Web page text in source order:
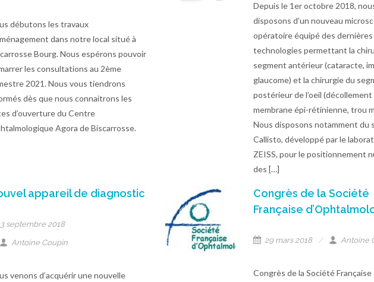
débutons les travaux
dans notre local situé à
Bourg. Nous espérons pouvoir
les consultations au 2ème
2021. Nous vous tiendrons
dès que nous connaitrons les
d’ouverture du Centre
Agora de Biscarrosse.
Depuis le 1er octobre 2018,
disposons d’un nouveau
opératoire équipé des dernières
technologies permettant la
segment antérieur (cataracte,
glaucome) et la chirurgie du
postérieur de l’oeil
membrane épi-rétinienne, trou
Nous disposons notamment du
Callisto, développé par le
ZEISS, pour le positionnement
des […]
appareil de diagnostic
3 septembre 2018
Antoine Coupin
venons d’acquérir une nouvelle
Congrès de la Société
Française
29 mars 2018 Antoine
Congrès de la Société Française